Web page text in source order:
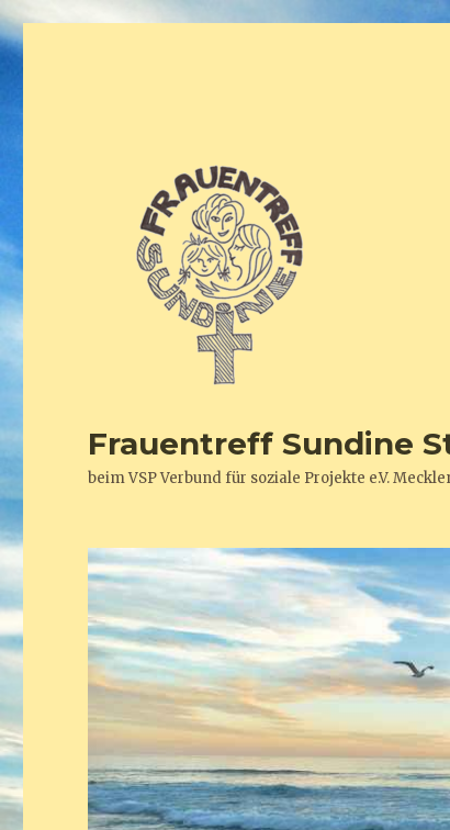
Frauentreff Sundine
beim VSP Verbund für soziale Projekte e.V.